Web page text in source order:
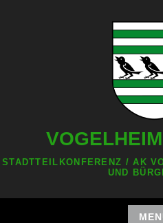
STADTTEILKONFERENZ / AK
UND